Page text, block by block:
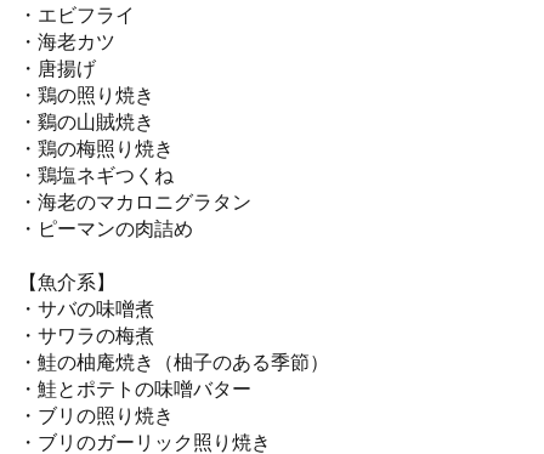
・エビフライ
・海老カツ
・唐揚げ
・鶏の照り焼き
・鷄の山賊焼き
・鶏の梅照り焼き
・鶏塩ネギつくね
・海老のマカロニグラタン
・ピーマンの肉詰め
【魚介系】
・サバの味噌煮
・サワラの梅煮
・鮭の柚庵焼き（柚子のある季節）
・鮭とポテトの味噌バター
・ブリの照り焼き
・ブリのガーリック照り焼き